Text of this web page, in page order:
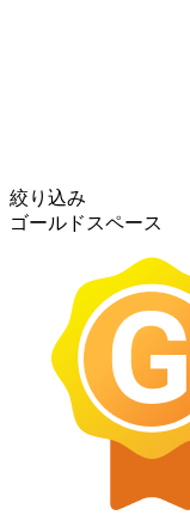
絞り込み
ゴールドスペース